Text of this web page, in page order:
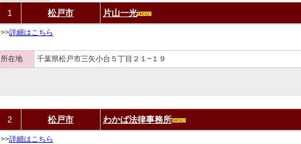
1 松戸市 片山一光
>>詳細はこちら
所在地 千葉県松戸市三矢小台５丁目２１−１９
2 松戸市 わかば法律事務所
>>詳細はこちら